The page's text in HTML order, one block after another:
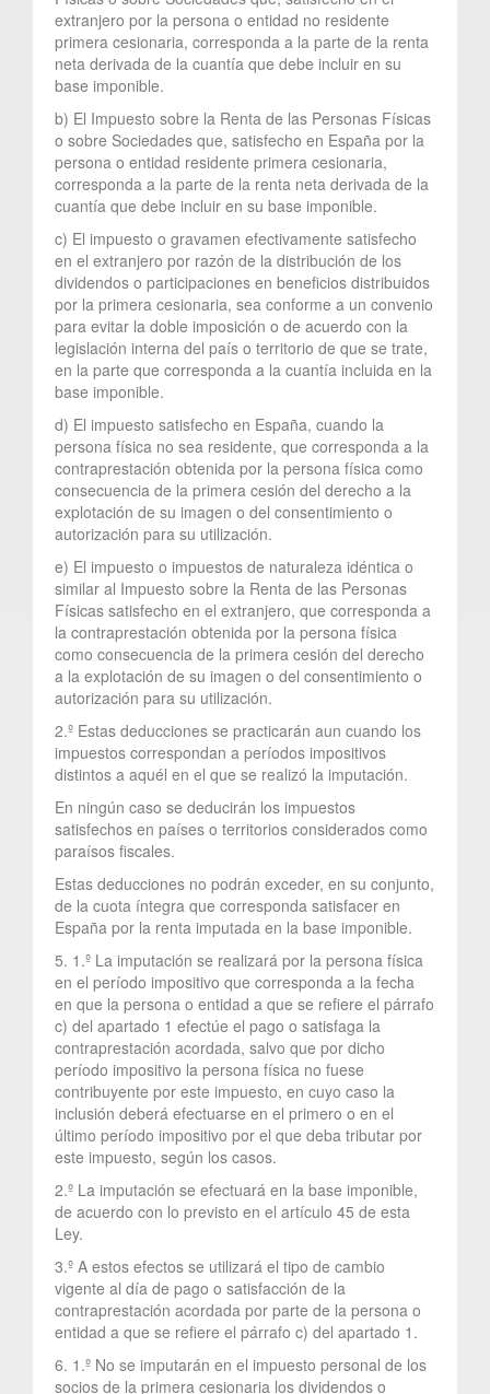
extranjero por la persona o entidad no residente
primera cesionaria, corresponda a la parte de la renta
neta derivada de la cuantía que debe incluir en su
base imponible.
b) El Impuesto sobre la Renta de las Personas Físicas
o sobre Sociedades que, satisfecho en España por la
persona o entidad residente primera cesionaria,
corresponda a la parte de la renta neta derivada de la
cuantía que debe incluir en su base imponible.
c) El impuesto o gravamen efectivamente satisfecho
en el extranjero por razón de la distribución de los
dividendos o participaciones en beneficios distribuidos
por la primera cesionaria, sea conforme a un convenio
para evitar la doble imposición o de acuerdo con la
legislación interna del país o territorio de que se trate,
en la parte que corresponda a la cuantía incluida en la
base imponible.
d) El impuesto satisfecho en España, cuando la
persona física no sea residente, que corresponda a la
contraprestación obtenida por la persona física como
consecuencia de la primera cesión del derecho a la
explotación de su imagen o del consentimiento o
autorización para su utilización.
e) El impuesto o impuestos de naturaleza idéntica o
similar al Impuesto sobre la Renta de las Personas
Físicas satisfecho en el extranjero, que corresponda a
la contraprestación obtenida por la persona física
como consecuencia de la primera cesión del derecho
a la explotación de su imagen o del consentimiento o
autorización para su utilización.
2.º Estas deducciones se practicarán aun cuando los
impuestos correspondan a períodos impositivos
distintos a aquél en el que se realizó la imputación.
En ningún caso se deducirán los impuestos
satisfechos en países o territorios considerados como
paraísos fiscales.
Estas deducciones no podrán exceder, en su conjunto,
de la cuota íntegra que corresponda satisfacer en
España por la renta imputada en la base imponible.
5. 1.º La imputación se realizará por la persona física
en el período impositivo que corresponda a la fecha
en que la persona o entidad a que se refiere el párrafo
c) del apartado 1 efectúe el pago o satisfaga la
contraprestación acordada, salvo que por dicho
período impositivo la persona física no fuese
contribuyente por este impuesto, en cuyo caso la
inclusión deberá efectuarse en el primero o en el
último período impositivo por el que deba tributar por
este impuesto, según los casos.
2.º La imputación se efectuará en la base imponible,
de acuerdo con lo previsto en el artículo 45 de esta
Ley.
3.º A estos efectos se utilizará el tipo de cambio
vigente al día de pago o satisfacción de la
contraprestación acordada por parte de la persona o
entidad a que se refiere el párrafo c) del apartado 1.
6. 1.º No se imputarán en el impuesto personal de los
socios de la primera cesionaria los dividendos o